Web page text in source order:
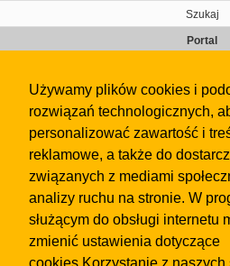
Używamy plików cookies i
rozwiązań technologicznych,
personalizować zawartość i
reklamowe, a także do
związanych z mediami
analizy ruchu na stronie. W
służącym do obsługi internetu
zmienić ustawienia dotyczące
Szukaj
Portal
Kontakt
Regulamin
Gazeta
Olkusz
Kontakt
Strefa dla